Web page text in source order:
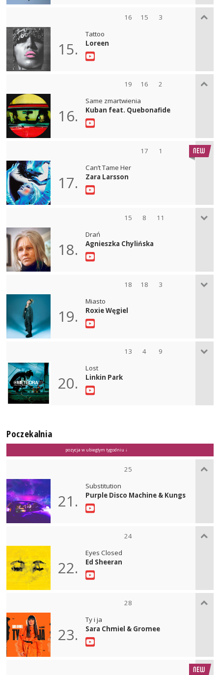
16 15 3
15.
Tattoo
Loreen
19 16 2
16.
Same zmartwienia
Kuban feat. Quebonafide
17 1
17.
Can’t Tame Her
Zara Larsson
15 8 11
18.
Drań
Agnieszka Chylińska
18 18 3
19.
Miasto
Roxie Węgiel
13 4 9
20.
Lost
Linkin Park
Poczekalnia
pozycja w ubiegłym tygodniu ↓
25
21.
Substitution
Purple Disco Machine & Kungs
24
22.
Eyes Closed
Ed Sheeran
28
23.
Ty i ja
Sara Chmiel & Gromee